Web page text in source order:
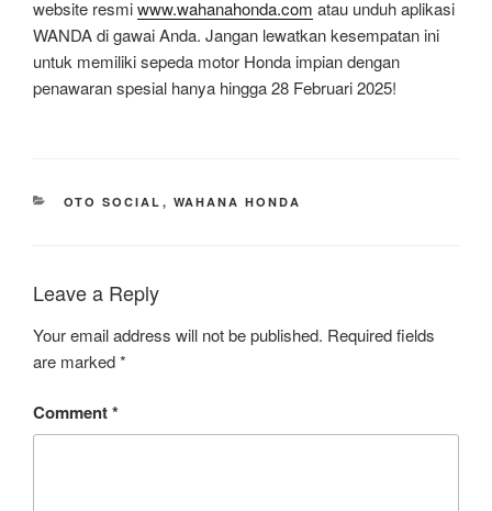
website resmiwww.wahanahonda.com atau unduh aplikasi
WANDA di gawai Anda. Jangan lewatkan kesempatan ini
untuk memiliki sepeda motor Honda impian dengan
penawaran spesial hanya hingga 28 Februari 2025!
CATEGORIES
OTO SOCIAL , WAHANA HONDA
Leave a Reply
Your email address will not be published. Required fields
are marked*
Comment*